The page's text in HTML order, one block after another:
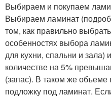
Выбираем и покупаем
Выбираем ламинат
том, как правильно
особенностях выбора
для кухни, спальни и зала)
количестве на 5%
(запас). В таком же
подложку под ламинат.